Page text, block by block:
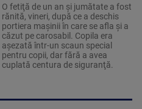
O fetiţă de un an şi jumătate a fost
rănită, vineri, după ce a deschis
portiera maşinii în care se afla şi a
căzut pe carosabil. Copila era
aşezată într-un scaun special
pentru copii, dar fără a avea
cuplată centura de siguranţă.